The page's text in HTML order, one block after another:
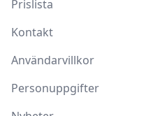
Prislista
Kontakt
Användarvillkor
Personuppgifter